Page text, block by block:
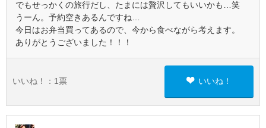
でもせっかくの旅行だし、たまには贅沢してもいいかも…笑
うーん。予約空きあるんですね…
今日はお弁当買ってあるので、今から食べながら考えます。
ありがとうございました！！！
いいね！： 1 票 いいね！